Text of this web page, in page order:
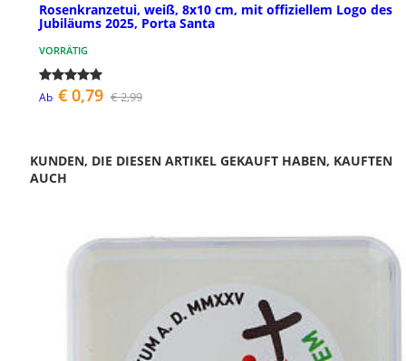
Rosenkranzetui, weiß, 8x10 cm, mit offiziellem Logo des
Jubiläums 2025, Porta Santa
VORRÄTIG
Ab € 0,79 € 2,99
KUNDEN, DIE DIESEN ARTIKEL GEKAUFT HABEN, KAUFTEN
AUCH